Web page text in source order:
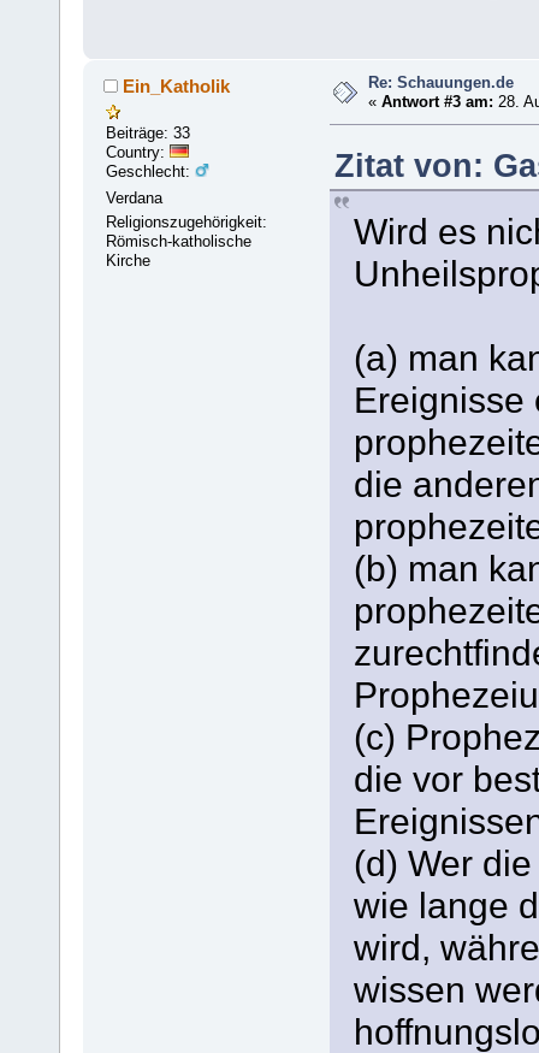
Ein_Katholik
Beiträge: 33
Country:
Geschlecht:
Verdana
Religionszugehörigkeit:
Römisch-katholische
Kirche
Re: Schauungen.de
«Antwort #3 am: 28.
Zitat von:
Wird es
(a) man
Ereignisse
die
(b) man
(c)
die vor
(d) Wer
wie lange
wird,
wissen